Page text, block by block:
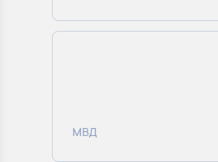
МВД